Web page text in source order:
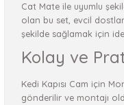
Cat Mate ile uyumlu
olan bu set, evcil
şekilde sağlamak için
Kolay ve
Kedi Kapısı Cam için
gönderilir ve montajı